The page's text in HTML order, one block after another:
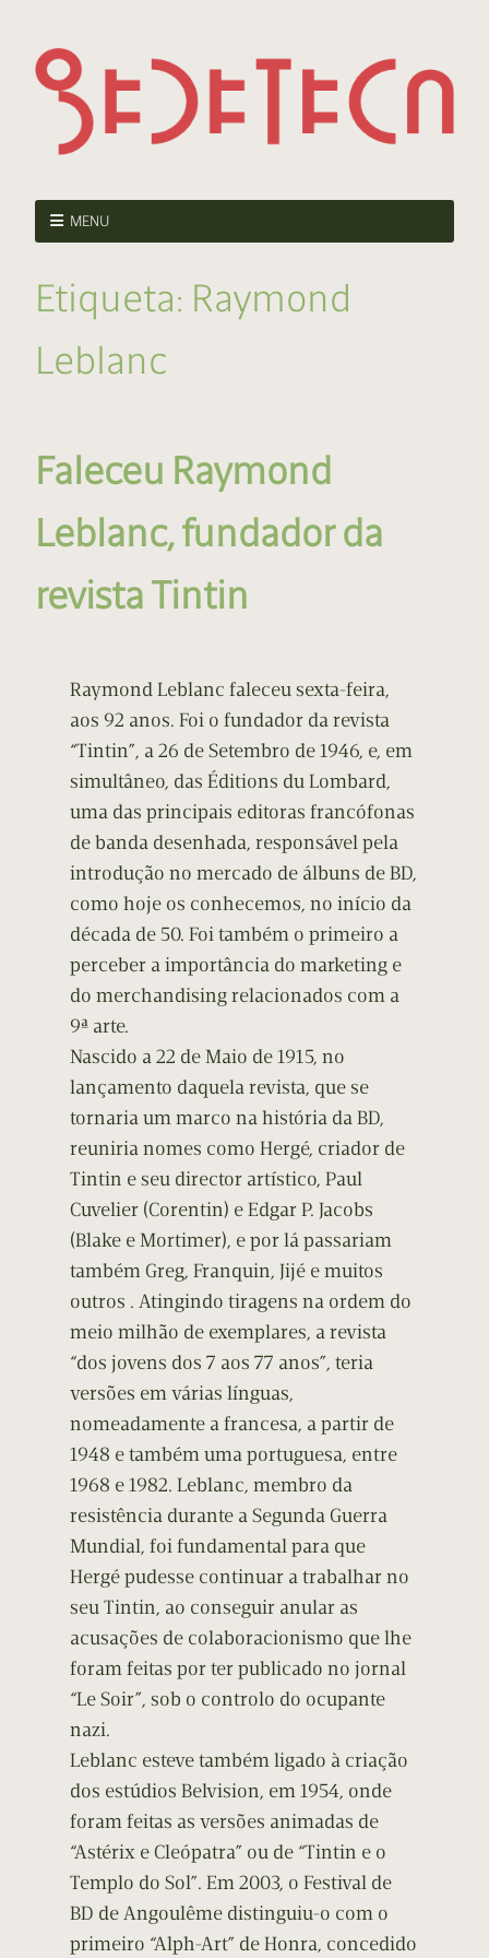
MENU
Etiqueta: Raymond
Leblanc
Faleceu Raymond
Leblanc, fundador da
revista Tintin
Raymond Leblanc faleceu sexta-feira,
aos 92 anos. Foi o fundador da revista
“Tintin”, a 26 de Setembro de 1946, e, em
simultâneo, das Éditions du Lombard,
uma das principais editoras francófonas
de banda desenhada, responsável pela
introdução no mercado de álbuns de BD,
como hoje os conhecemos, no início da
década de 50. Foi também o primeiro a
perceber a importância do marketing e
do merchandising relacionados com a
9ª arte.
Nascido a 22 de Maio de 1915, no
lançamento daquela revista, que se
tornaria um marco na história da BD,
reuniria nomes como Hergé, criador de
Tintin e seu director artístico, Paul
Cuvelier (Corentin) e Edgar P. Jacobs
(Blake e Mortimer), e por lá passariam
também Greg, Franquin, Jijé e muitos
outros . Atingindo tiragens na ordem do
meio milhão de exemplares, a revista
“dos jovens dos 7 aos 77 anos”, teria
versões em várias línguas,
nomeadamente a francesa, a partir de
1948 e também uma portuguesa, entre
1968 e 1982. Leblanc, membro da
resistência durante a Segunda Guerra
Mundial, foi fundamental para que
Hergé pudesse continuar a trabalhar no
seu Tintin, ao conseguir anular as
acusações de colaboracionismo que lhe
foram feitas por ter publicado no jornal
“Le Soir”, sob o controlo do ocupante
nazi.
Leblanc esteve também ligado à criação
dos estúdios Belvision, em 1954, onde
foram feitas as versões animadas de
“Astérix e Cleópatra” ou de “Tintin e o
Templo do Sol”. Em 2003, o Festival de
BD de Angoulême distinguiu-o com o
primeiro “Alph-Art” de Honra, concedido